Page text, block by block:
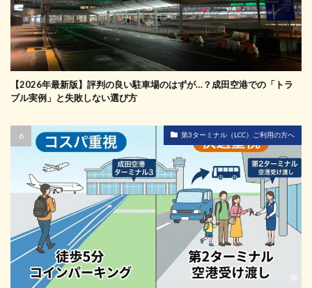
【2026年最新版】評判の良い駐車場のはずが…？成田空港での「トラ
ブル実例」と失敗しない選び方
第3ターミナル（LCC）ご利用の方へ